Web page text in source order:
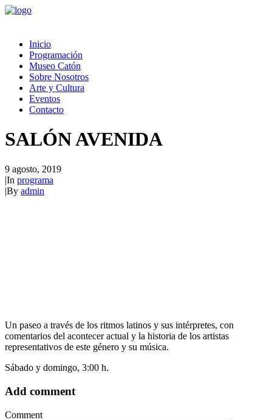
Inicio
Programación
Museo Catón
Sobre Nosotros
Arte y Cultura
Eventos
Contacto
SALÓN AVENIDA
9 agosto, 2019
|In programa
|By admin
Un paseo a través de los ritmos latinos y sus intérpretes, con
comentarios del acontecer actual y la historia de los artistas
representativos de este género y su música.
Sábado y domingo, 3:00 h.
Add comment
Comment